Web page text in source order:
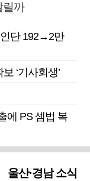
릴까
단 192→2만
‘기사회생’
에 PS 셈법 복
울산·경남 소식